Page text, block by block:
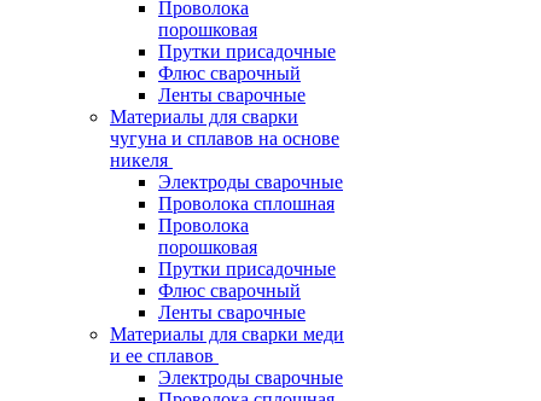
Проволока
порошковая
Прутки присадочные
Флюс сварочный
Ленты сварочные
Материалы для сварки
чугуна и сплавов на основе
никеля
Электроды сварочные
Проволока сплошная
Проволока
порошковая
Прутки присадочные
Флюс сварочный
Ленты сварочные
Материалы для сварки меди
и ее сплавов
Электроды сварочные